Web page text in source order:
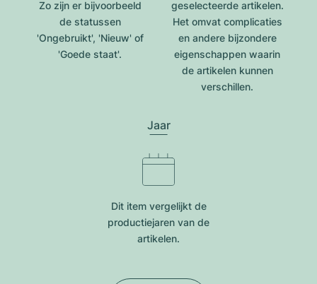
Zo zijn er bijvoorbeeld
de statussen
'Ongebruikt', 'Nieuw' of
'Goede staat'.
geselecteerde artikelen.
Het omvat complicaties
en andere bijzondere
eigenschappen waarin
de artikelen kunnen
verschillen.
Jaar
Dit item vergelijkt de
productiejar​en van de
artikelen.